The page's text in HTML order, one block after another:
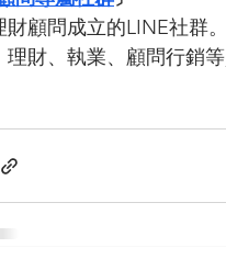
財顧問成立的LINE社群。
理財、執業、顧問行銷